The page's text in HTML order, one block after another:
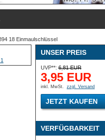
18 Einmaulschlüssel
UNSER PREIS
UVP**: 6,81 EUR
3,95 EUR
inkl. MwSt. zzgl. Versand
JETZT KAUFEN
VERFÜGBARKEIT